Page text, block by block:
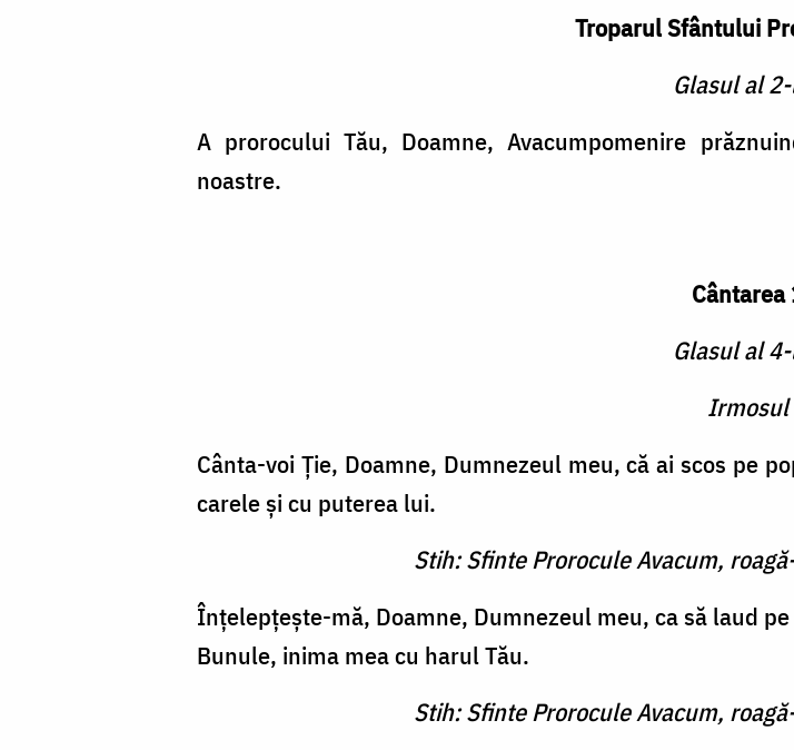
Troparul Sfântului
Glasul al
A prorocului Tău, Doamne, Avacumpomenire
noastre.
Cântarea
Glasul al
Irmosul
Cânta-voi Ţie, Doamne, Dumnezeul meu, că ai scos pe
carele şi cu puterea lui.
Stih: Sfinte Prorocule Avacum,
Înţelepţeşte-mă, Doamne, Dumnezeul meu, ca să laud
Bunule, inima mea cu harul Tău.
Stih: Sfinte Prorocule Avacum,